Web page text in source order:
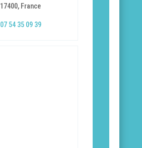
17400, France
07 54 35 09 39